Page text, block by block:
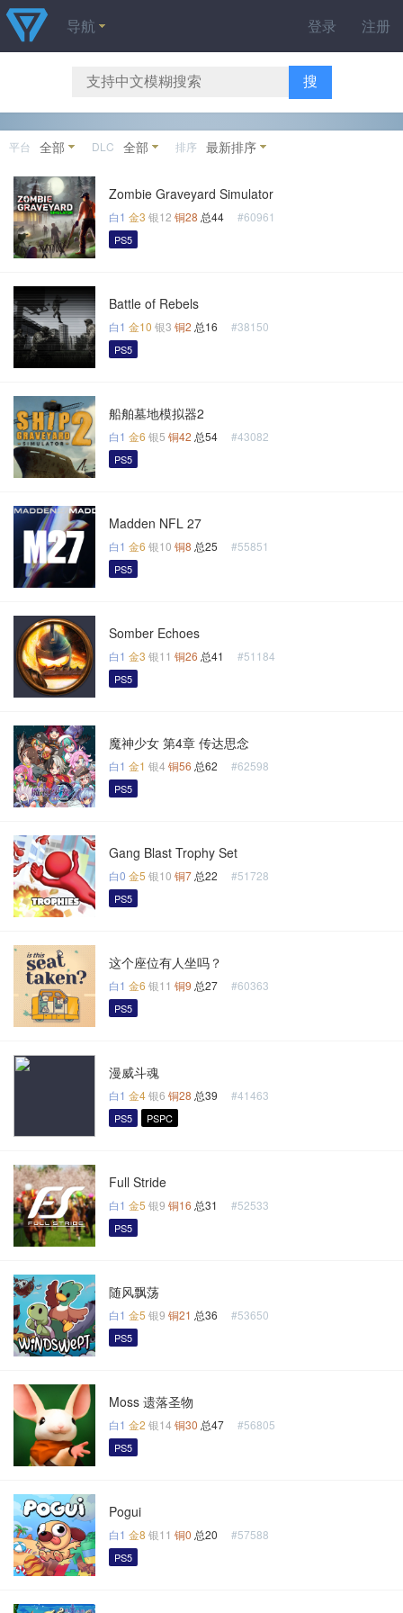
登录 注册
导航
搜
平台 全部 DLC 全部 排序 最新排序
Zombie Graveyard Simulator
白1 金3 银12 铜28 总44 #60961
PS5
Battle of Rebels
白1 金10 银3 铜2 总16 #38150
PS5
船舶墓地模拟器2
白1 金6 银5 铜42 总54 #43082
PS5
Madden NFL 27
白1 金6 银10 铜8 总25 #55851
PS5
Somber Echoes
白1 金3 银11 铜26 总41 #51184
PS5
魔神少女 第4章 传达思念
白1 金1 银4 铜56 总62 #62598
PS5
Gang Blast Trophy Set
白0 金5 银10 铜7 总22 #51728
PS5
这个座位有人坐吗？
白1 金6 银11 铜9 总27 #60363
PS5
漫威斗魂
白1 金4银6 铜28 总39 #41463
PS5 PSPC
Full Stride
白1 金5 银9 铜16 总31 #52533
PS5
随风飘荡
白1 金5 银9 铜21 总36 #53650
PS5
Moss 遗落圣物
白1 金2 银14 铜30 总47 #56805
PS5
Pogui
白1 金8 银11 铜0 总20 #57588
PS5